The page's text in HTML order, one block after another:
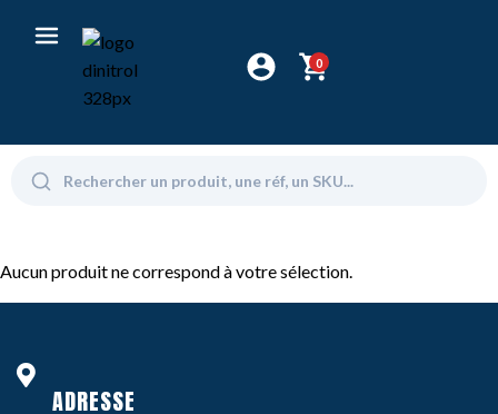
0
Aucun produit ne correspond à votre sélection.
ADRESSE